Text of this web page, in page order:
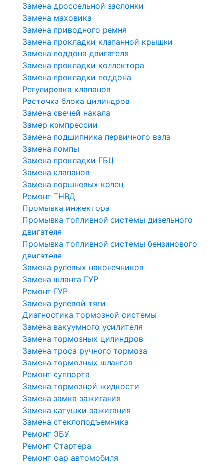
Замена дроссельной заслонки
Замена маховика
Замена приводного ремня
Замена прокладки клапанной крышки
Замена поддона двигателя
Замена прокладки коллектора
Замена прокладки поддона
Регулировка клапанов
Расточка блока цилиндров
Замена свечей накала
Замер компрессии
Замена подшипника первичного вала
Замена помпы
Замена прокладки ГБЦ
Замена клапанов
Замена поршневых колец
Ремонт ТНВД
Промывка инжектора
Промывка топливной системы дизельного
двигателя
Промывка топливной системы бензинового
двигателя
Замена рулевых наконечников
Замена шланга ГУР
Ремонт ГУР
Замена рулевой тяги
Диагностика тормозной системы
Замена вакуумного усилителя
Замена тормозных цилиндров
Замена троса ручного тормоза
Замена тормозных шлангов
Ремонт суппорта
Замена тормозной жидкости
Замена замка зажигания
Замена катушки зажигания
Замена стеклоподъемника
Ремонт ЭБУ
Ремонт Стартера
Ремонт фар автомобиля